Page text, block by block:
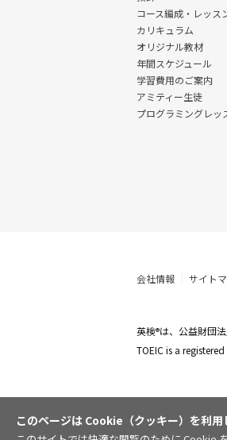
このページは Cookie（クッキー）を利用
コース編成・レッス
カリキュラム
オリジナル教材
年間スケジュール
学習費用のご案内
アミティー生徒
プログラミングレッ
会社情報 サイト
英検®は、公益財団
TOEIC is a